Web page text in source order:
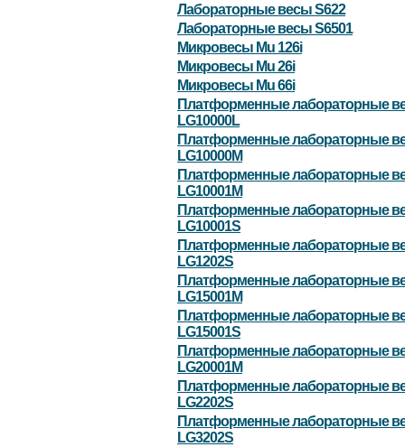
Лабораторные весы S622
Лабораторные весы S6501
Микровесы Mu 126i
Микровесы Mu 26i
Микровесы Mu 66i
Платформенные лабораторные
LG10000L
Платформенные лабораторные
LG10000M
Платформенные лабораторные
LG10001M
Платформенные лабораторные
LG10001S
Платформенные лабораторные
LG1202S
Платформенные лабораторные
LG15001M
Платформенные лабораторные
LG15001S
Платформенные лабораторные
LG20001M
Платформенные лабораторные
LG2202S
Платформенные лабораторные
LG3202S